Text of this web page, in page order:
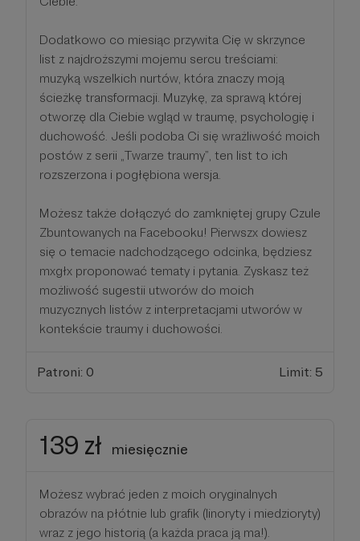
Dodatkowo co miesiąc przywita Cię w skrzynce
list z najdroższymi mojemu sercu treściami:
muzyką wszelkich nurtów, która znaczy moją
ścieżkę transformacji. Muzykę, za sprawą której
otworzę dla Ciebie wgląd w traumę, psychologię i
duchowość. Jeśli podoba Ci się wrażliwość moich
postów z serii „Twarze traumy”, ten list to ich
rozszerzona i pogłębiona wersja.
Możesz także dołączyć do zamkniętej grupy Czule
Zbuntowanych na Facebooku! Pierwszx dowiesz
się o temacie nadchodzącego odcinka, będziesz
mxgłx proponować tematy i pytania. Zyskasz też
możliwość sugestii utworów do moich
muzycznych listów z interpretacjami utworów w
kontekście traumy i duchowości.
Patroni: 0 Limit: 5
139 zł miesięcznie
Możesz wybrać jeden z moich oryginalnych
obrazów na płótnie lub grafik (linoryty i miedzioryty)
wraz z jego historią (a każda praca ją ma!).